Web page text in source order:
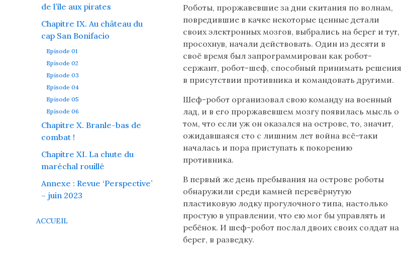
de l’île aux pirates
Chapitre IX. Au château du
cap San Bonifacio
Episode 01
Episode 02
Episode 03
Episode 04
Episode 05
Episode 06
Chapitre X. Branle-bas de
combat !
Chapitre XI. La chute du
maréchal rouillé
Annexe : Revue ‘Perspective’
– juin 2023
ACCUEIL
Lire
le
texte
en
russe
(flèche
bas)
disponible
seulement
si
votre
ordinateur
reconnaît
les
caractères
cyrilliques
Роботы, проржавевшие за дни скитания по волнам,
повредившие в качке некоторые ценные детали
своих электронных мозгов, выбрались на берег и тут,
просохнув, начали действовать. Один из десяти в
своё время был запрограммирован как робот-
сержант, робот-шеф, способный принимать решения
в присутствии противника и командовать другими.
Шеф-робот организовал свою команду на военный
лад, и в его проржавевшем мозгу появилась мысль о
том, что если уж он оказался на острове, то, значит,
ожидавшаяся сто с лишним лет война всё-таки
началась и пора приступать к покорению
противника.
В первый же день пребывания на острове роботы
обнаружили среди камней перевёрнутую
пластиковую лодку прогулочного типа, настолько
простую в управлении, что ею мог бы управлять и
ребёнок. И шеф-робот послал двоих своих солдат на
берег, в разведку.